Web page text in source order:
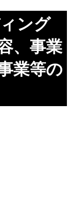
ング
、事業
業等の